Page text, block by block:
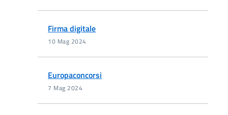
Firma digitale
10 Mag 2024
Europaconcorsi
7 Mag 2024